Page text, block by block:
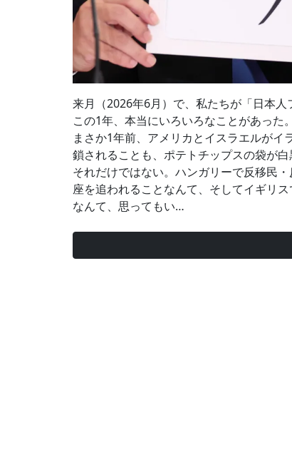
来月（2026年6月）で、私たちが「日本
この1年、本当にいろいろなことがあった。
まさか1年前、アメリカとイスラエルが
鎖されることも、ポテトチップスの袋が
それだけではない。ハンガリーで反移民
座を追われることなんて、そしてイギリ
なんて、思ってもい…